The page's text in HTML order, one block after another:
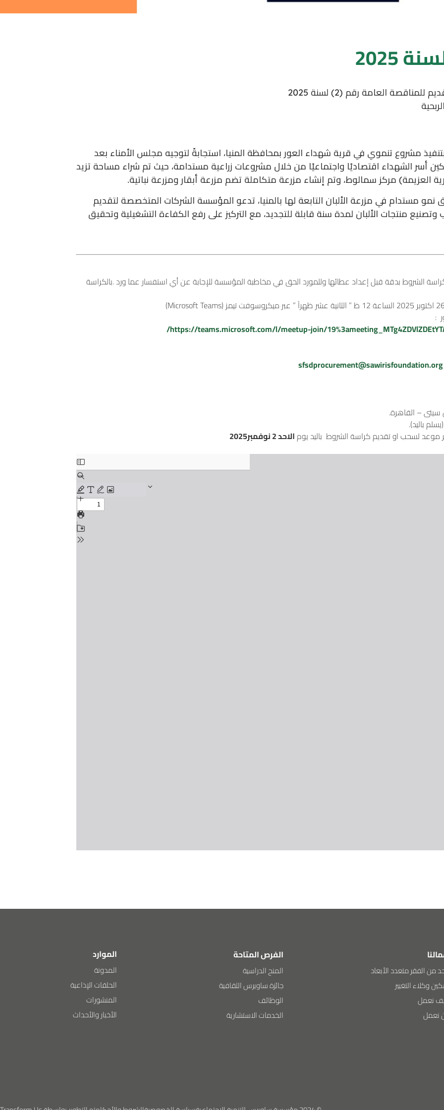
العامة رقم (2) لسنة 2025
مؤسسة ساويرس للتنمية الاجتماعية منذ عام 2017 بتنفيذ مشروع تنموي في قرية شهداء العور بمحافظة المنيا، استجابةً لتوجيه مجلس الأمناء بعد
إلى تمكين أسر الشهداء اقتصاديًا واجتماعيًا من خلال مشروعات زراعية مستدامة، حيث تم شراء مساحة تزيد
مستدام في مزرعة الألبان التابعة لها بالمنيا، تدعو المؤسسة الشركات المتخصصة لتقديم
منتجات الألبان لمدة سنة قابلة للتجديد، مع التركيز على رفع الكفاءة التشغيلية وتحقيق
الشروط بدقة قبل إعداد عطائها وللمورد الحق في مخاطبة المؤسسة للإجابة عن أي استفسار عما ورد .بالكراسة
:
https://teams.microsoft.com/l/meetup-join/
sfsdprocurement@sawirisfoundation.org
باليد).
موعد لسحب او تقديم كراسة الشروط باليد يومالاحد 2 نوفمبر2025
من الفقر متعدد الأبعاد
وكلاء التغيير
نعمل
نعمل
الفرص المتاحة
المنح الدراسية
جائزة ساويرس الثقافية
الوظائف
الخدمات الاستشارية
الموارد
المدونة
الحلقات الإذاعية
المنشورات
الأخبار والأحداث